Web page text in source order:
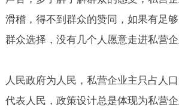
滑稽，得不到群众的赞同，如果有足
群众选择，没有几个人愿意走进私营企
人民政府为人民，私营企业主只占人
代表人民，政策设计总是体现为私营